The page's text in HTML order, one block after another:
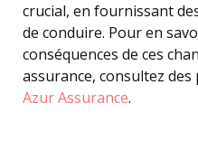
crucial, en fournissant
de conduire. Pour en
conséquences de ces
assurance, consultez
Azur Assurance.